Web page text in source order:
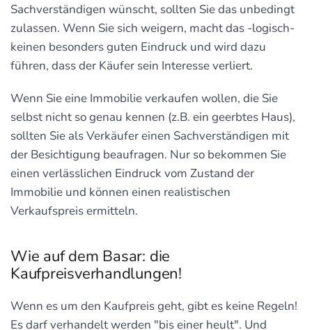
Sachverständigen wünscht, sollten Sie das unbedingt
zulassen. Wenn Sie sich weigern, macht das -logisch-
keinen besonders guten Eindruck und wird dazu
führen, dass der Käufer sein Interesse verliert.
Wenn Sie eine Immobilie verkaufen wollen, die Sie
selbst nicht so genau kennen (z.B. ein geerbtes Haus),
sollten Sie als Verkäufer einen Sachverständigen mit
der Besichtigung beaufragen. Nur so bekommen Sie
einen verlässlichen Eindruck vom Zustand der
Immobilie und können einen realistischen
Verkaufspreis ermitteln.
Wie auf dem Basar: die
Kaufpreisverhandlungen!
Wenn es um den Kaufpreis geht, gibt es keine Regeln!
Es darf verhandelt werden "bis einer heult". Und